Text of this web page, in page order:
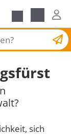
sich